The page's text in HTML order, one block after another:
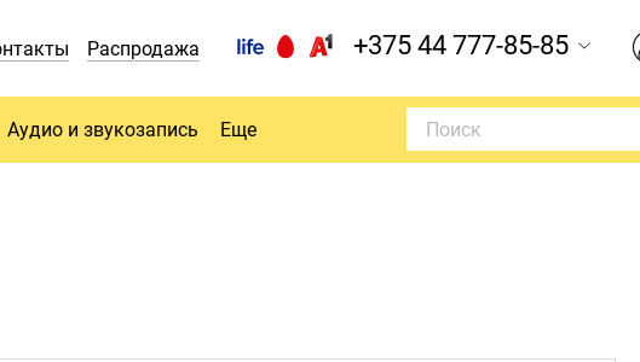
Распродажа +375 44 777-85-85
Аудио и звукозапись Еще